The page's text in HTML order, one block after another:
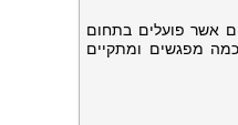
אשר פועלים בתחום
כמה מפגשים ומתקיים